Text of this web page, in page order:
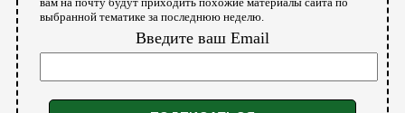
выбранной тематике за последнюю неделю.
Введите ваш Email